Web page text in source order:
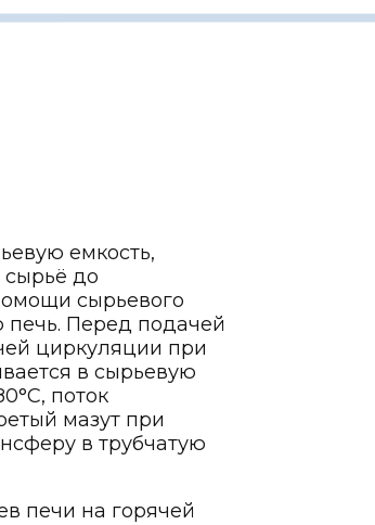
емкость,
до
сырьевого
печь. Перед подачей
циркуляции при
в сырьевую
поток
мазут при
в трубчатую
печи на горячей